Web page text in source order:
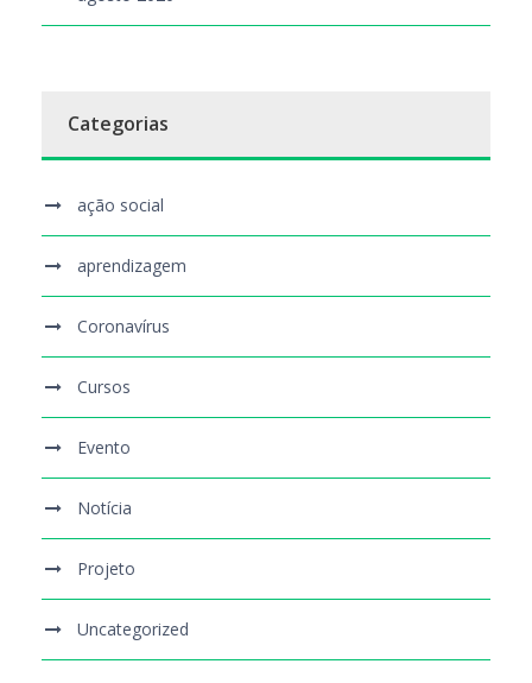
Categorias
ação social
aprendizagem
Coronavírus
Cursos
Evento
Notícia
Projeto
Uncategorized